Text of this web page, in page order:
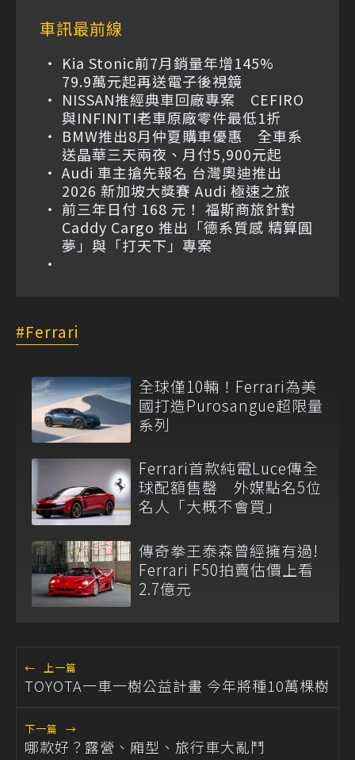
車訊最前線
Kia Stonic前7月銷量年增145%
79.9萬元起再送電子後視鏡
NISSAN推經典車回廠專案 CEFIRO
與INFINITI老車原廠零件最低1折
BMW推出8月仲夏購車優惠 全車系
送晶華三天兩夜、月付5,900元起
Audi 車主搶先報名 台灣奧迪推出
2026 新加坡大獎賽 Audi 極速之旅
前三年日付 168 元！ 福斯商旅針對
Caddy Cargo 推出「德系質感 精算圓
夢」與「打天下」專案
Ferrari
全球僅10輛！Ferrari為美
國打造Purosangue超限量
系列
Ferrari首款純電Luce傳全
球配額售罄 外媒點名5位
名人「大概不會買」
傳奇拳王泰森曾經擁有過!
Ferrari F50拍賣估價上看
2.7億元
← 上一篇
TOYOTA一車一樹公益計畫 今年將種10萬棵樹
下一篇 →
哪款好？露營、廂型、旅行車大亂鬥